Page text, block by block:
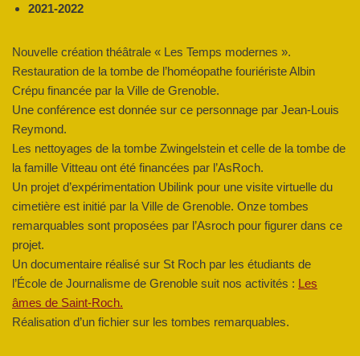
2021-2022
Nouvelle création théâtrale « Les Temps modernes ».
Restauration de la tombe de l’homéopathe fouriériste Albin
Crépu financée par la Ville de Grenoble.
Une conférence est donnée sur ce personnage par Jean-Louis
Reymond.
Les nettoyages de la tombe Zwingelstein et celle de la tombe de
la famille Vitteau ont été financées par l’AsRoch.
Un projet d’expérimentation Ubilink pour une visite virtuelle du
cimetière est initié par la Ville de Grenoble. Onze tombes
remarquables sont proposées par l’Asroch pour figurer dans ce
projet.
Un documentaire réalisé sur St Roch par les étudiants de
l’École de Journalisme de Grenoble suit nos activités : Les
âmes de Saint-Roch.
Réalisation d’un fichier sur les tombes remarquables.